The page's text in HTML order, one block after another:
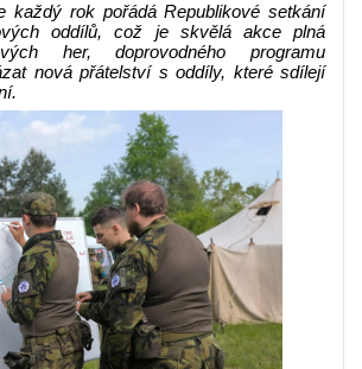
každý rok pořádá Republikové setkání
oddílů, což je skvělá akce plná
her, doprovodného programu
nová přátelství s oddíly, které sdílejí